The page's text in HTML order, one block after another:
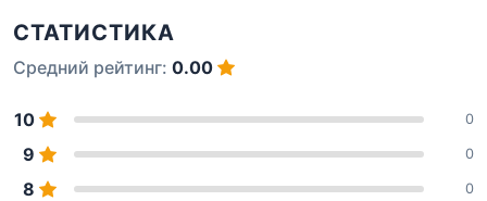
СТАТИСТИКА
Средний рейтинг: 0.00
10 0
9 0
8 0